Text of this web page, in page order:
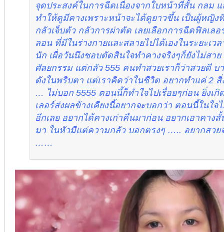
จุดประสงค์ในการฉีดเนื่องจากใบหน้าที่สั้น กลม แ
ทำให้ดูมีคางเพราะหน้าจะได้ดูยาวขึ้น เป็นผู้หญิง
กลัวเจ็บตัว กลัวการผ่าตัด เลยเลือกการฉีดฟิลเลอ
ลอน ที่มีในร่างกายและสลายไปได้เองในระยะเว
นัก เผื่อวันนึงชอบตัดสินใจทำคางจริงๆก็ยังไม่สาย
ศัลยกรรม แต่กลัว 555 คนทำสวยเราก็ว่าสวยดี บ
ดังในพริบตา แต่เราคิดว่าในชีวิต อยากทำแค่ 2 สิ่
… ไม่บอก 5555 ตอนนี้ก็ทำใจไปเรื่อยๆก่อน ยิ่งเ
เลอร์ส่งผลข้างเคียงนี้อยากจะบอกว่า ตอนนี้ในใจ
อีกเลย อยากได้คางเก่าคืนมาก่อน อยากเอาคาง
มา ในหัวมีแต่ความกลัว บอกตรงๆ ….. อยากสวย
……